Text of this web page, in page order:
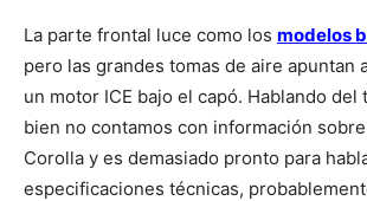
La parte frontal luce como los modelos
pero las grandes tomas de aire apuntan
un motor ICE bajo el capó. Hablando del
bien no contamos con información
Corolla y es demasiado pronto para
especificaciones técnicas,